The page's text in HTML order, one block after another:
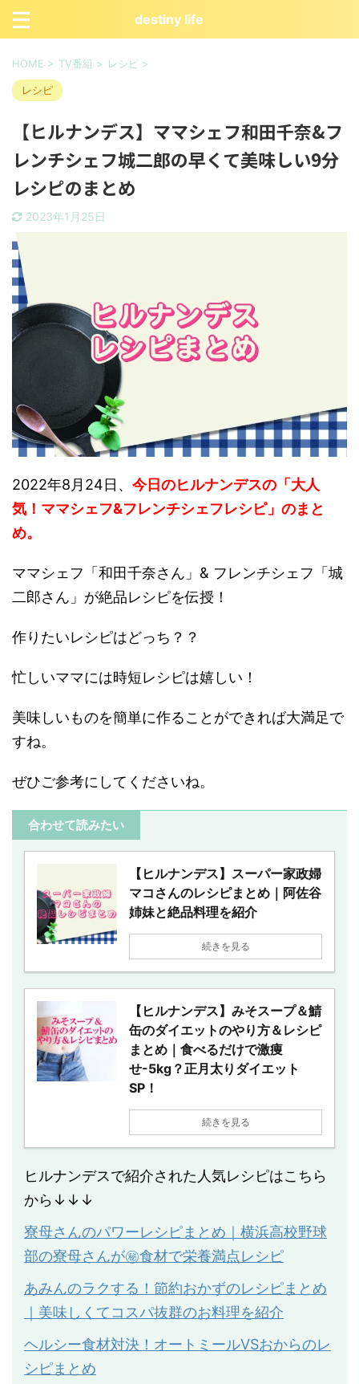
destiny life
HOME > TV番組 > レシピ >
レシピ
【ヒルナンデス】ママシェフ和田千奈&フ
レンチシェフ城二郎の早くて美味しい9分
レシピのまとめ
2023年1月25日
2022年8月24日、 今日のヒルナンデスの「大人
気！ママシェフ&フレンチシェフレシピ」のまと
め。
ママシェフ「和田千奈さん」& フレンチシェフ「城
二郎さん」が絶品レシピを伝授！
作りたいレシピはどっち？？
忙しいママには時短レシピは嬉しい！
美味しいものを簡単に作ることができれば大満足で
すね。
ぜひご参考にしてくださいね。
合わせて読みたい
【ヒルナンデス】スーパー家政婦
マコさんのレシピまとめ｜阿佐谷
姉妹と絶品料理を紹介
続きを見る
【ヒルナンデス】みそスープ＆鯖
缶のダイエットのやり方＆レシピ
まとめ｜食べるだけで激痩
せ-5kg？正月太りダイエット
SP！
続きを見る
ヒルナンデスで紹介された人気レシピはこちら
から↓↓↓
寮母さんのパワーレシピまとめ｜横浜高校野球
部の寮母さんが㊙︎食材で栄養満点レシピ
あみんのラクする！節約おかずのレシピまとめ
｜美味しくてコスパ抜群のお料理を紹介
ヘルシー食材対決！オートミールVSおからのレ
シピまとめ